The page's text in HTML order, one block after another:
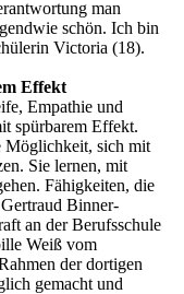
man
schön. Ich bin
Victoria (18).
Effekt
Empathie und
spürbarem Effekt.
Möglichkeit, sich mit
Sie lernen, mit
Fähigkeiten, die
Binner-
an der Berufsschule
Weiß vom
der dortigen
gemacht und